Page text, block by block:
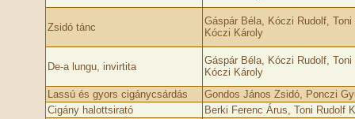
Zsidó tánc
Gáspár Béla, Kóczi Rudolf, Toni
Kóczi Károly
De-a lungu, invirtita
Gáspár Béla, Kóczi Rudolf, Toni
Kóczi Károly
Lassú és gyors cigánycsárdás
Gondos János Zsidó, Ponczi
Cigány halottsirató
Berki Ferenc Árus, Toni Rudolf